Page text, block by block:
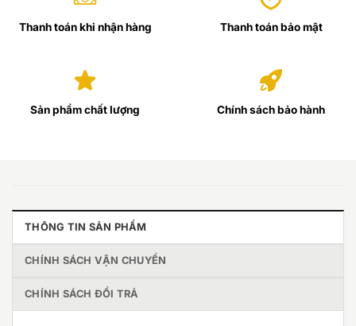
Thanh toán khi nhận hàng Thanh toán bảo mật
Sản phẩm chất lượng Chính sách bảo hành
THÔNG TIN SẢN PHẨM
CHÍNH SÁCH VẬN CHUYỂN
CHÍNH SÁCH ĐỔI TRẢ